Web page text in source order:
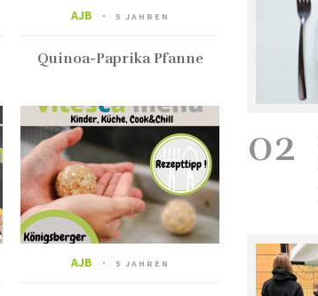
AJB 5 JAHREN
Quinoa-Paprika Pfanne
AJB 5 JAHREN
02